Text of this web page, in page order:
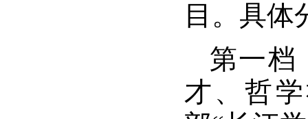
目。具体
第一档
才、哲